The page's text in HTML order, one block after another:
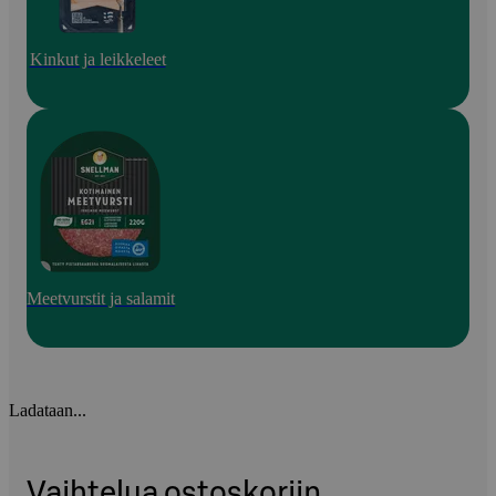
Kinkut ja leikkeleet
Meetvurstit ja salamit
Ladataan...